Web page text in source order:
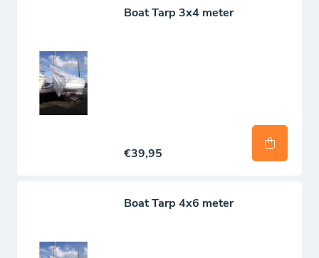
Boat Tarp 3x4 meter
€39,95
Boat Tarp 4x6 meter